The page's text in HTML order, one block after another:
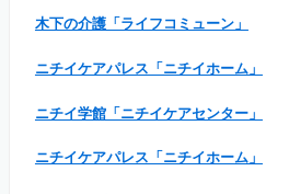
木下の介護「ライフコミューン」
ニチイケアパレス「ニチイホーム」
ニチイ学館「ニチイケアセンター」
ニチイケアパレス「ニチイホーム」